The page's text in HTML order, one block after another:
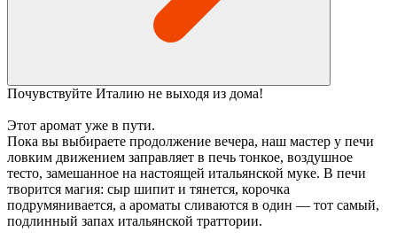
Почувствуйте Италию не выходя из дома!
Этот аромат уже в пути.
Пока вы выбираете продолжение вечера, наш мастер у печи
ловким движением заправляет в печь тонкое, воздушное
тесто, замешанное на настоящей итальянской муке. В печи
творится магия: сыр шипит и тянется, корочка
подрумянивается, а ароматы сливаются в один — тот самый,
подлинный запах итальянской траттории.